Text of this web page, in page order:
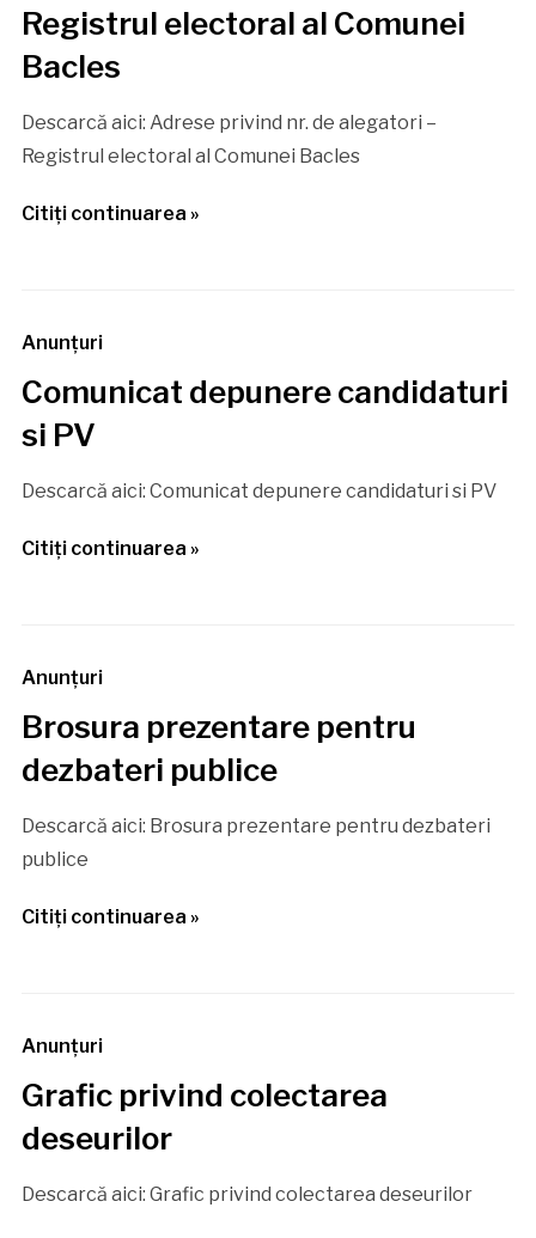
Registrul electoral al Comunei
Bacles
Descarcă aici: Adrese privind nr. de alegatori –
Registrul electoral al Comunei Bacles
Citiţi continuarea »
Anunţuri
Comunicat depunere candidaturi
si PV
Descarcă aici: Comunicat depunere candidaturi si PV
Citiţi continuarea »
Anunţuri
Brosura prezentare pentru
dezbateri publice
Descarcă aici: Brosura prezentare pentru dezbateri
publice
Citiţi continuarea »
Anunţuri
Grafic privind colectarea
deseurilor
Descarcă aici: Grafic privind colectarea deseurilor